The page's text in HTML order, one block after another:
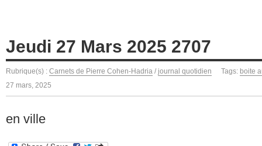
Jeudi 27 Mars 2025 2707
Rubrique(s) : Carnets de Pierre Cohen-Hadria / journal quotidien Tags: boite
27 mars, 2025
en ville